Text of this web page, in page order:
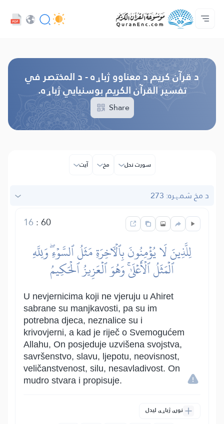
کور‌پاڼه
د ژباړو فهرست
Audio
د پراختیا ورکوونکو چوپړتیاوې - API
د پروژې په اړه
مونږ سره اړیکه ونیسه
ژبه
د قرآن کریم د معناوو ژباړه - د المختصر في
تفسیر القرآن الکریم بوسنیایي ژباړه.
Share
سورت نحل مخ آیت
د مخ شمېره: 273
60
:
16
لِلَّذِينَ لَا يُؤۡمِنُونَ بِٱلۡأٓخِرَةِ مَثَلُ ٱلسَّوۡءِۖ وَلِلَّهِ
ٱلۡمَثَلُ ٱلۡأَعۡلَىٰۚ وَهُوَ ٱلۡعَزِيزُ ٱلۡحَكِيمُ
U nevjernicima koji ne vjeruju u Ahiret
sabrane su manjkavosti, pa su im
potrebna djeca, neznalice su i
krivovjerni, a kad je riječ o Svemogućem
Allahu, On posjeduje uzvišena svojstva,
savršenstvo, slavu, ljepotu, neovisnost,
veličanstvenost, silu, nesavladivost. On
mudro stvara i propisuje.
نورې ژباړې لیدل